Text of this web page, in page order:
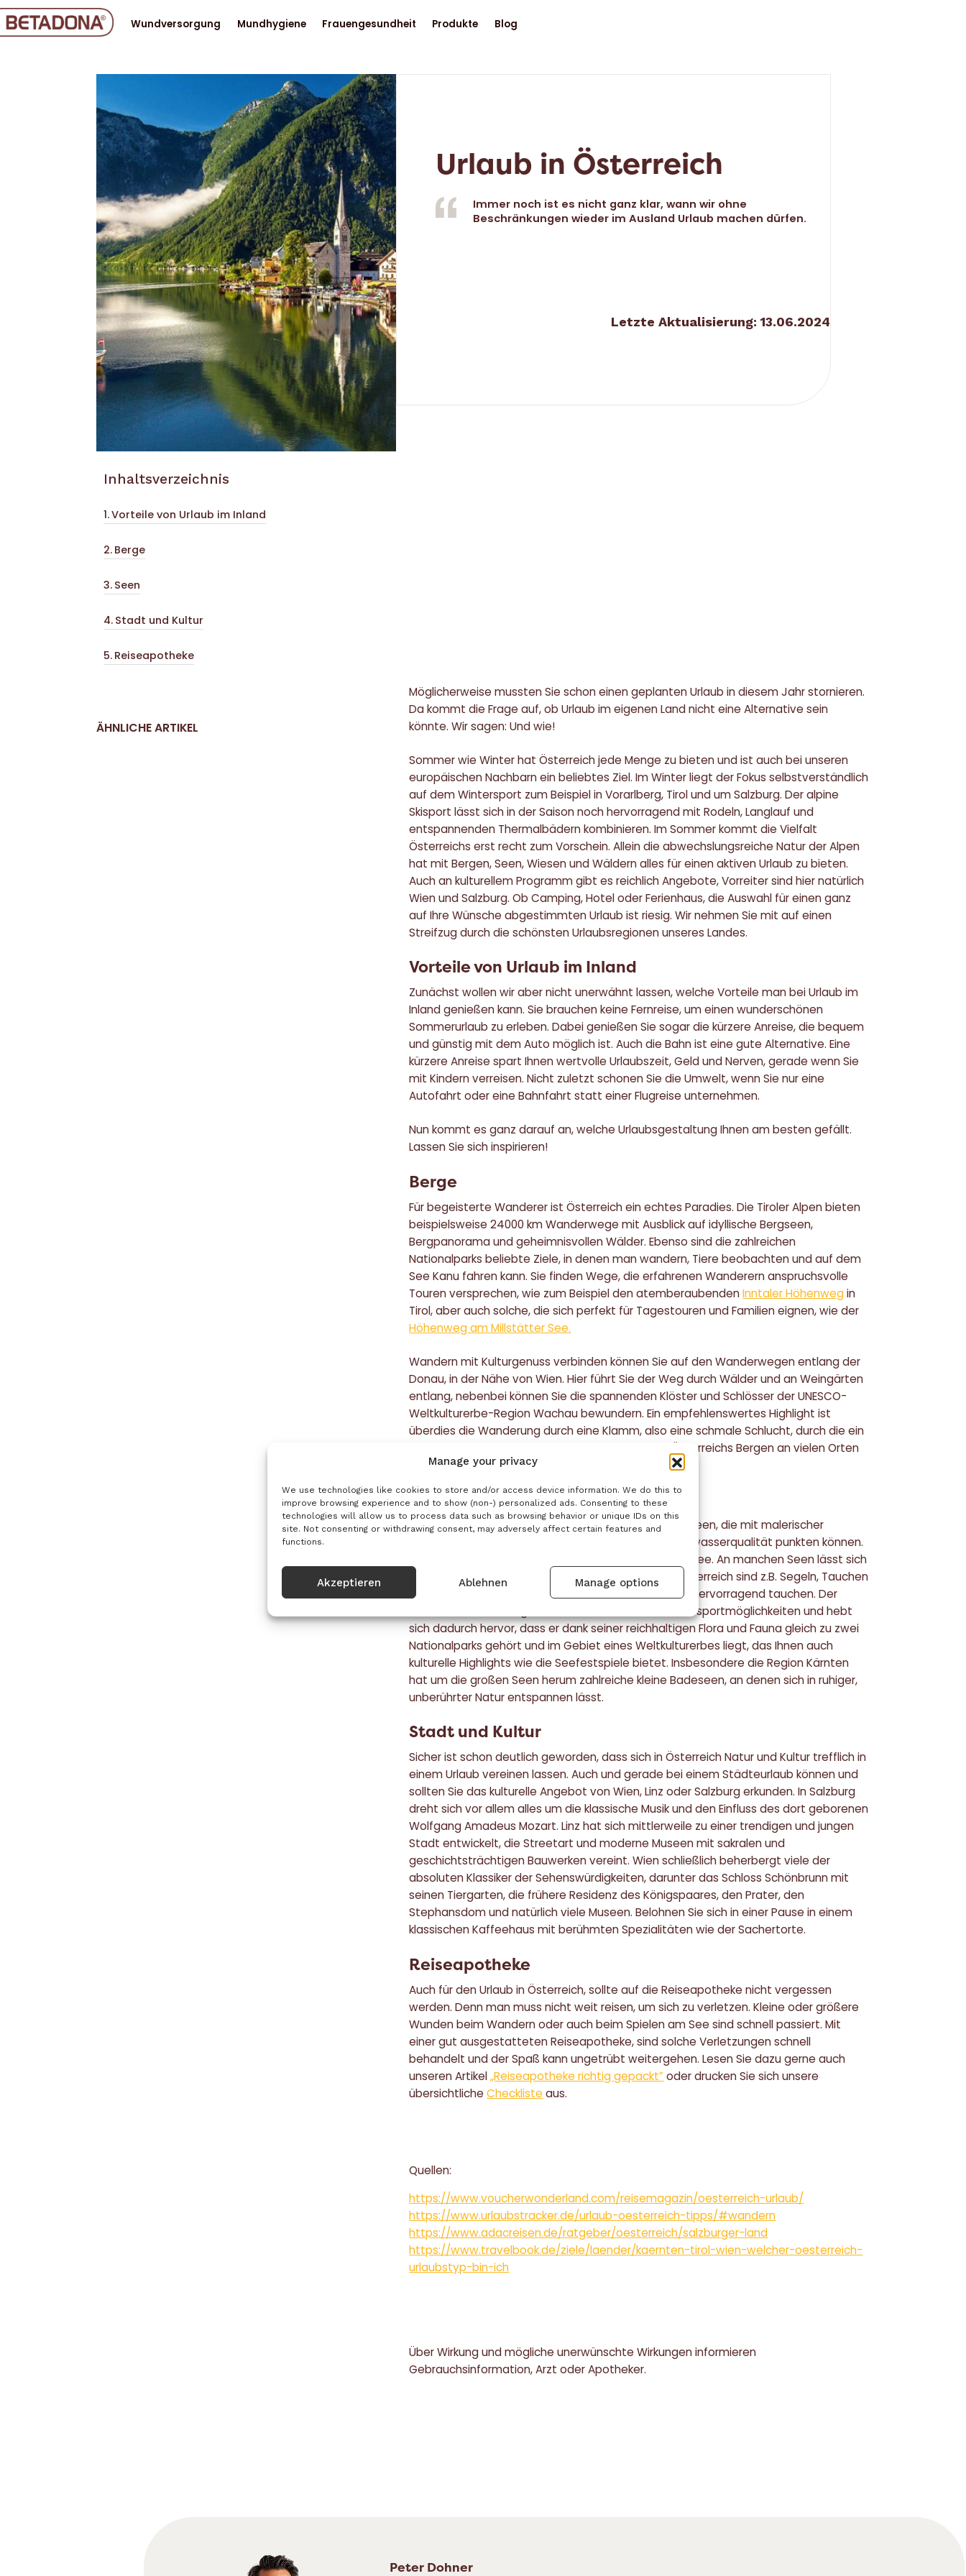
Manage your privacy
We use technologies like cookies to store and/or access device information. We do this to
improve browsing experience and to show (non-) personalized ads. Consenting to these
technologies will allow us to process data such as browsing behavior or unique IDs on this
site. Not consenting or withdrawing consent, may adversely affect certain features and
functions.
Akzeptieren Ablehnen Manage options
Wundversorgung Mundhygiene Frauengesundheit Produkte Blog
Urlaub in Österreich
Immer noch ist es nicht ganz klar, wann wir ohne
Beschränkungen wieder im Ausland Urlaub machen dürfen.
Letzte Aktualisierung: 13.06.2024
Inhaltsverzeichnis
Vorteile von Urlaub im Inland
Berge
Seen
Stadt und Kultur
Reiseapotheke
ÄHNLICHE ARTIKEL
Möglicherweise mussten Sie schon einen geplanten Urlaub in diesem Jahr stornieren.
Da kommt die Frage auf, ob Urlaub im eigenen Land nicht eine Alternative sein
könnte. Wir sagen: Und wie!
Sommer wie Winter hat Österreich jede Menge zu bieten und ist auch bei unseren
europäischen Nachbarn ein beliebtes Ziel. Im Winter liegt der Fokus selbstverständlich
auf dem Wintersport zum Beispiel in Vorarlberg, Tirol und um Salzburg. Der alpine
Skisport lässt sich in der Saison noch hervorragend mit Rodeln, Langlauf und
entspannenden Thermalbädern kombinieren. Im Sommer kommt die Vielfalt
Österreichs erst recht zum Vorschein. Allein die abwechslungsreiche Natur der Alpen
hat mit Bergen, Seen, Wiesen und Wäldern alles für einen aktiven Urlaub zu bieten.
Auch an kulturellem Programm gibt es reichlich Angebote, Vorreiter sind hier natürlich
Wien und Salzburg. Ob Camping, Hotel oder Ferienhaus, die Auswahl für einen ganz
auf Ihre Wünsche abgestimmten Urlaub ist riesig. Wir nehmen Sie mit auf einen
Streifzug durch die schönsten Urlaubsregionen unseres Landes.
Vorteile von Urlaub im Inland
Zunächst wollen wir aber nicht unerwähnt lassen, welche Vorteile man bei Urlaub im
Inland genießen kann. Sie brauchen keine Fernreise, um einen wunderschönen
Sommerurlaub zu erleben. Dabei genießen Sie sogar die kürzere Anreise, die bequem
und günstig mit dem Auto möglich ist. Auch die Bahn ist eine gute Alternative. Eine
kürzere Anreise spart Ihnen wertvolle Urlaubszeit, Geld und Nerven, gerade wenn Sie
mit Kindern verreisen. Nicht zuletzt schonen Sie die Umwelt, wenn Sie nur eine
Autofahrt oder eine Bahnfahrt statt einer Flugreise unternehmen.
Nun kommt es ganz darauf an, welche Urlaubsgestaltung Ihnen am besten gefällt.
Lassen Sie sich inspirieren!
Berge
Für begeisterte Wanderer ist Österreich ein echtes Paradies. Die Tiroler Alpen bieten
beispielsweise 24000 km Wanderwege mit Ausblick auf idyllische Bergseen,
Bergpanorama und geheimnisvollen Wälder. Ebenso sind die zahlreichen
Nationalparks beliebte Ziele, in denen man wandern, Tiere beobachten und auf dem
See Kanu fahren kann. Sie finden Wege, die erfahrenen Wanderern anspruchsvolle
Touren versprechen, wie zum Beispiel den atemberaubendenInntaler Höhenwegin
Tirol, aber auch solche, die sich perfekt für Tagestouren und Familien eignen, wie der
Höhenweg am Millstätter See.
Wandern mit Kulturgenuss verbinden können Sie auf den Wanderwegen entlang der
Donau, in der Nähe von Wien. Hier führt Sie der Weg durch Wälder und an Weingärten
entlang, nebenbei können Sie die spannenden Klöster und Schlösser der UNESCO-
Weltkulturerbe-Region Wachau bewundern. Ein empfehlenswertes Highlight ist
überdies die Wanderung durch eine Klamm, also eine schmale Schlucht, durch die ein
Wildbach fließt. Dieses Naturereignis lässt sich in Österreichs Bergen an vielen Orten
betrachten.
Seen
Unter den rund 200 Seen Österreichs sind viele Badeseen, die mit malerischer
Umgebung und besonders sauberem Wasser in Trinkwasserqualität punkten können.
Viele Unterkünfte haben einen eigenen Zugang zum See. An manchen Seen lässt sich
auch Wassersport betreiben. Am Attersee in Oberösterreich sind z.B. Segeln, Tauchen
und Angeln möglich. Auch im Wolfgangsee lässt sich hervorragend tauchen. Der
Neusiedlersee im Burgenland bietet ebenfalls Wassersportmöglichkeiten und hebt
sich dadurch hervor, dass er dank seiner reichhaltigen Flora und Fauna gleich zu zwei
Nationalparks gehört und im Gebiet eines Weltkulturerbes liegt, das Ihnen auch
kulturelle Highlights wie die Seefestspiele bietet. Insbesondere die Region Kärnten
hat um die großen Seen herum zahlreiche kleine Badeseen, an denen sich in ruhiger,
unberührter Natur entspannen lässt.
Stadt und Kultur
Sicher ist schon deutlich geworden, dass sich in Österreich Natur und Kultur trefflich in
einem Urlaub vereinen lassen. Auch und gerade bei einem Städteurlaub können und
sollten Sie das kulturelle Angebot von Wien, Linz oder Salzburg erkunden. In Salzburg
dreht sich vor allem alles um die klassische Musik und den Einfluss des dort geborenen
Wolfgang Amadeus Mozart. Linz hat sich mittlerweile zu einer trendigen und jungen
Stadt entwickelt, die Streetart und moderne Museen mit sakralen und
geschichtsträchtigen Bauwerken vereint. Wien schließlich beherbergt viele der
absoluten Klassiker der Sehenswürdigkeiten, darunter das Schloss Schönbrunn mit
seinen Tiergarten, die frühere Residenz des Königspaares, den Prater, den
Stephansdom und natürlich viele Museen. Belohnen Sie sich in einer Pause in einem
klassischen Kaffeehaus mit berühmten Spezialitäten wie der Sachertorte.
Reiseapotheke
Auch für den Urlaub in Österreich, sollte auf die Reiseapotheke nicht vergessen
werden. Denn man muss nicht weit reisen, um sich zu verletzen. Kleine oder größere
Wunden beim Wandern oder auch beim Spielen am See sind schnell passiert. Mit
einer gut ausgestatteten Reiseapotheke, sind solche Verletzungen schnell
behandelt und der Spaß kann ungetrübt weitergehen. Lesen Sie dazu gerne auch
unseren Artikel„Reiseapotheke richtig gepackt”oder drucken Sie sich unsere
übersichtlicheCheckliste aus.
Quellen:
https://www.voucherwonderland.com/reisemagazin/oesterreich-urlaub/
https://www.urlaubstracker.de/urlaub-oesterreich-tipps/#wandern
https://www.adacreisen.de/ratgeber/oesterreich/salzburger-land
https://www.travelbook.de/ziele/laender/kaernten-tirol-wien-welcher-oesterreich-
urlaubstyp-bin-ich
Über Wirkung und mögliche unerwünschte Wirkungen informieren
Gebrauchsinformation, Arzt oder Apotheker.
Peter Dohner